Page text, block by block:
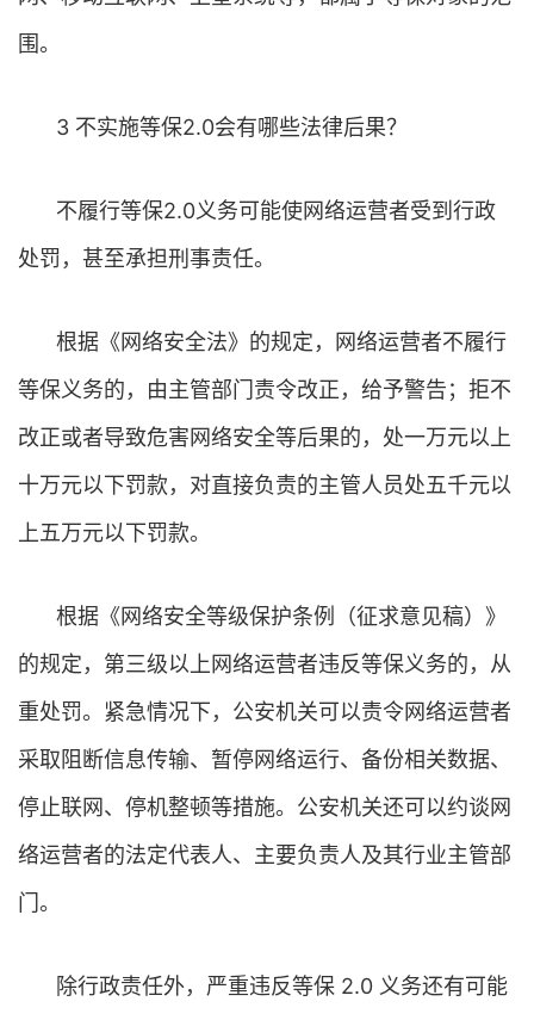
围。
3 不实施等保2.0会有哪些法律后果？
不履行等保2.0义务可能使网络运营者受到行政
处罚，甚至承担刑事责任。
根据《网络安全法》的规定，网络运营者不履行
等保义务的，由主管部门责令改正，给予警告；拒不
改正或者导致危害网络安全等后果的，处一万元以上
十万元以下罚款，对直接负责的主管人员处五千元以
上五万元以下罚款。
根据《网络安全等级保护条例（征求意见稿）》
的规定，第三级以上网络运营者违反等保义务的，从
重处罚。紧急情况下，公安机关可以责令网络运营者
采取阻断信息传输、暂停网络运行、备份相关数据、
停止联网、停机整顿等措施。公安机关还可以约谈网
络运营者的法定代表人、主要负责人及其行业主管部
门。
除行政责任外，严重违反等保 2.0 义务还有可能